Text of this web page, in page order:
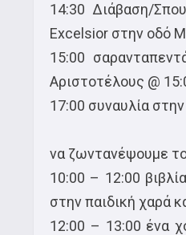
14:30 Διάβαση/
Excelsior στην οδό
15:00
Αριστοτέλους @
17:00 συναυλία
να ζωντανέψουμε
10:00 – 12:00
στην παιδική χαρά
12:00 – 13:00 ένα